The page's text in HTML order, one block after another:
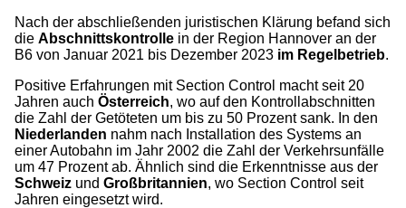
Nach der abschließenden juristischen Klärung befand sich
die Abschnittskontrolle in der Region Hannover an der
B6 von Januar 2021 bis Dezember 2023 im Regelbetrieb.
Positive Erfahrungen mit Section Control macht seit 20
Jahren auch Österreich, wo auf den Kontrollabschnitten
die Zahl der Getöteten um bis zu 50 Prozent sank. In den
Niederlanden nahm nach Installation des Systems an
einer Autobahn im Jahr 2002 die Zahl der Verkehrsunfälle
um 47 Prozent ab. Ähnlich sind die Erkenntnisse aus der
Schweiz und Großbritannien, wo Section Control seit
Jahren eingesetzt wird.